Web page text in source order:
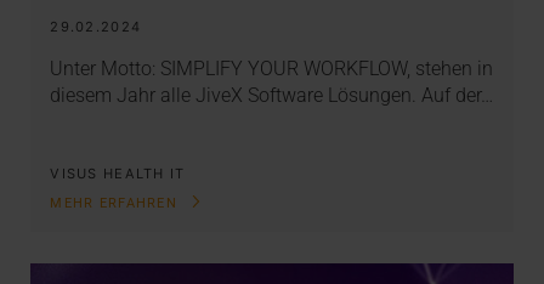
29.02.2024
Unter Motto: SIMPLIFY YOUR WORKFLOW, stehen in
diesem Jahr alle JiveX Software Lösungen. Auf der…
VISUS HEALTH IT
MEHR ERFAHREN